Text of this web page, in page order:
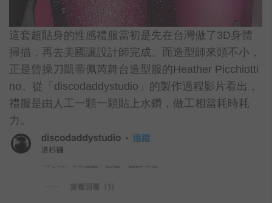
這套超貼身的性感禮服當初是先在台灣做了3D身體
掃描，再去美國讓設計師完成。而造型師來頭不小，
正是曾操刀凱蒂佩芮舞台造型服的Heather Picchiotti
no。從「discodaddystudio」的製作過程影片看出，
禮服是由人工一顆一顆貼上水鑽，做工相當耗時耗
力。